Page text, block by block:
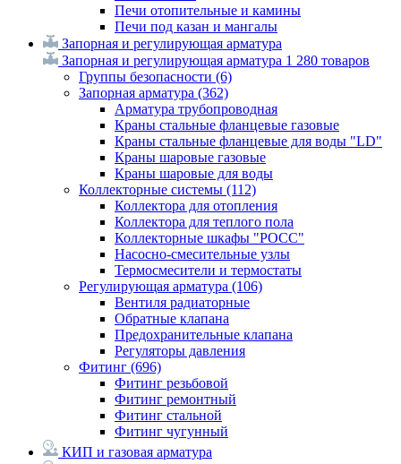
Печи отопительные и камины
Печи под казан и мангалы
Запорная и регулирующая арматура
Запорная и регулирующая арматура 1 280 товаров
Группы безопасности (6)
Запорная арматура (362)
Арматура трубопроводная
Краны стальные фланцевые газовые
Краны стальные фланцевые для воды "LD"
Краны шаровые газовые
Краны шаровые для воды
Коллекторные системы (112)
Коллектора для отопления
Коллектора для теплого пола
Коллекторные шкафы "РОСС"
Насосно-смесительные узлы
Термосмесители и термостаты
Регулирующая арматура (106)
Вентиля радиаторные
Обратные клапана
Предохранительные клапана
Регуляторы давления
Фитинг (696)
Фитинг резьбовой
Фитинг ремонтный
Фитинг стальной
Фитинг чугунный
КИП и газовая арматура